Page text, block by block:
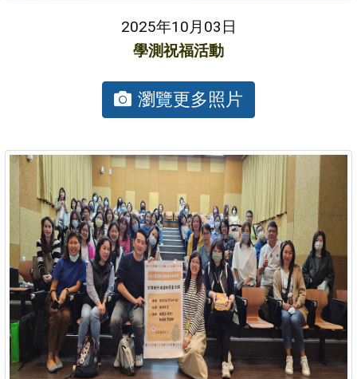
2025年10月03日
學測祝福活動
瀏覽更多照片